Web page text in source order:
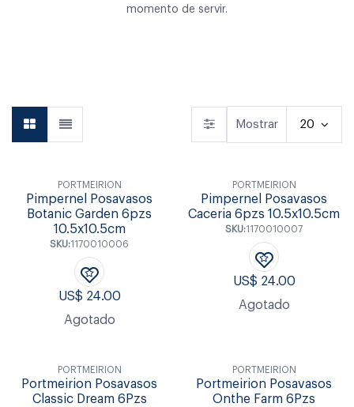
momento de servir.
Mostrar 20
PORTMEIRION
Pimpernel Posavasos
Botanic Garden 6pzs
10.5x10.5cm
SKU:1170010006
US$ 24.00
Agotado
PORTMEIRION
Pimpernel Posavasos
Caceria 6pzs 10.5x10.5cm
SKU:1170010007
US$ 24.00
Agotado
PORTMEIRION
Portmeirion Posavasos
Classic Dream 6Pzs
PORTMEIRION
Portmeirion Posavasos
Onthe Farm 6Pzs